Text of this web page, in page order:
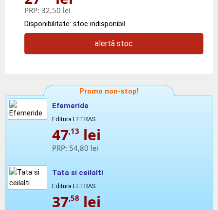
PRP: 32,50 lei
Disponibilitate: stoc indisponibil
alertă stoc
Promo non-stop!
Efemeride
Editura LETRAS
47,13 lei
PRP: 54,80 lei
Tata si ceilalti
Editura LETRAS
37,58 lei